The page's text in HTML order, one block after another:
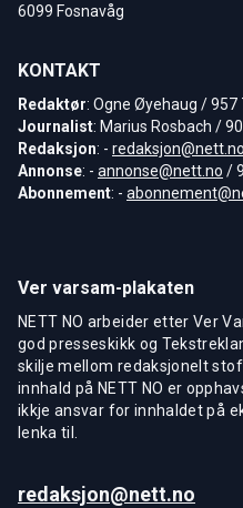
6099 Fosnavåg
KONTAKT
Redaktør: Ogne Øyehaug / 957
Journalist: Marius Rosbach /
Redaksjon: - redaksjon@nett.no
Annonse: - annonse@nett.no /
Abonnement: -
Ver varsam-plakaten
NETT NO arbeider etter Ver
god presseskikk og
skilje mellom redaksjonelt
innhald på NETT NO er
ikkje ansvar for innhaldet på
lenka til.
redaksjon@nett.no